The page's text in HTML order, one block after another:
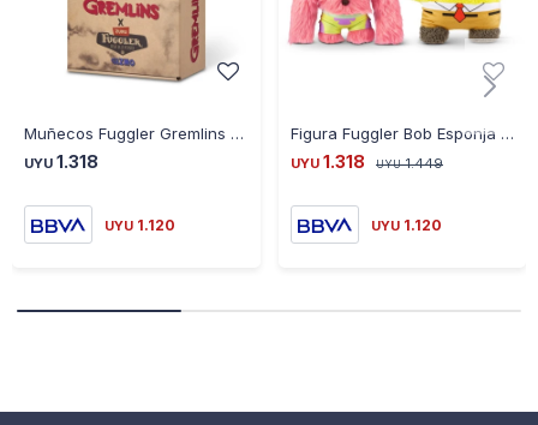
Muñecos Fuggler Gremlins Varios Modelos Universo Binario
UYU 1.318
UYU 1.120
Figura Fuggler Bob Esponja 23CM
UYU 1.318 UYU 1.449
UYU 1.120